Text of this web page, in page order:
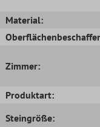
Material:
Zimmer:
Produktart:
Steingröße: